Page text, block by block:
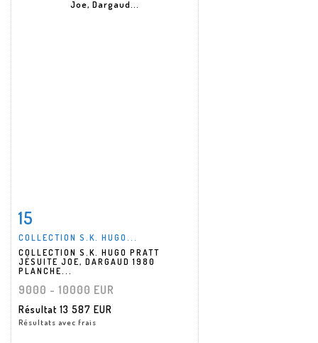
Fiche détaillée
15
COLLECTION S.K. HUGO...
COLLECTION S.K. HUGO PRATT
JÉSUITE JOE, DARGAUD 1980
PLANCHE...
9000 - 10000 EUR
Résultat 13 587 EUR
Résultats avec frais